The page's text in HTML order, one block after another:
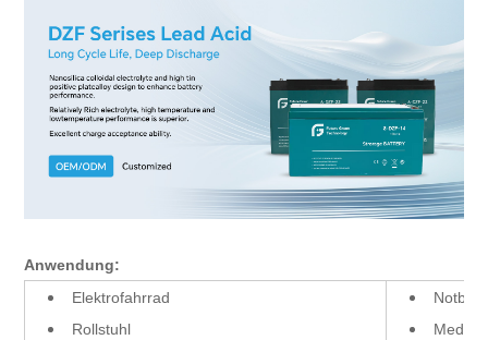
Anwendung:
Elektrofahrrad
Rollstuhl